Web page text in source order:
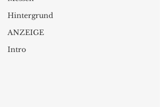
Hintergrund
ANZEIGE
Intro